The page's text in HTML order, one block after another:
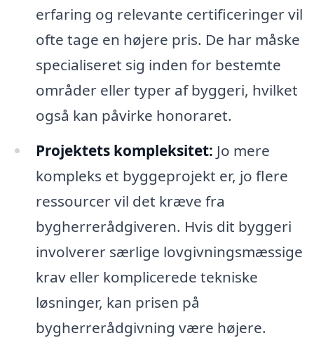
erfaring og relevante certificeringer vil
ofte tage en højere pris. De har måske
specialiseret sig inden for bestemte
områder eller typer af byggeri, hvilket
også kan påvirke honoraret.
Projektets kompleksitet: Jo mere
kompleks et byggeprojekt er, jo flere
ressourcer vil det kræve fra
bygherrerådgiveren. Hvis dit byggeri
involverer særlige lovgivningsmæssige
krav eller komplicerede tekniske
løsninger, kan prisen på
bygherrerådgivning være højere.